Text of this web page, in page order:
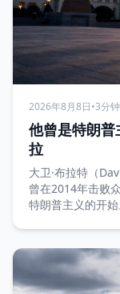
2026年8月8日•3分
他曾是特朗
拉
大卫·布拉特（
曾在2014年击败
特朗普主义的开